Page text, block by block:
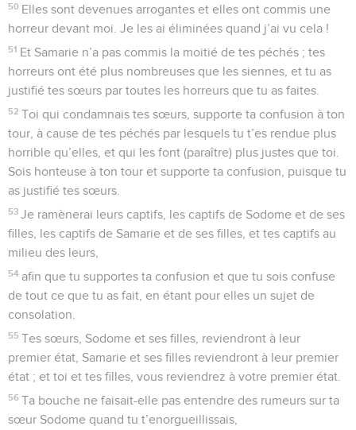
50 Elles sont devenues arrogantes et elles ont commis une
horreur devant moi. Je les ai éliminées quand j’ai vu cela !
51 Et Samarie n’a pas commis la moitié de tes péchés ; tes
horreurs ont été plus nombreuses que les siennes, et tu as
justifié tes sœurs par toutes les horreurs que tu as faites.
52 Toi qui condamnais tes sœurs, supporte ta confusion à ton
tour, à cause de tes péchés par lesquels tu t’es rendue plus
horrible qu’elles, et qui les font (paraître) plus justes que toi.
Sois honteuse à ton tour et supporte ta confusion, puisque tu
as justifié tes sœurs.
53 Je ramènerai leurs captifs, les captifs de Sodome et de ses
filles, les captifs de Samarie et de ses filles, et tes captifs au
milieu des leurs,
54 afin que tu supportes ta confusion et que tu sois confuse
de tout ce que tu as fait, en étant pour elles un sujet de
consolation.
55 Tes sœurs, Sodome et ses filles, reviendront à leur
premier état, Samarie et ses filles reviendront à leur premier
état ; et toi et tes filles, vous reviendrez à votre premier état.
56 Ta bouche ne faisait-elle pas entendre des rumeurs sur ta
sœur Sodome quand tu t’enorgueillissais,